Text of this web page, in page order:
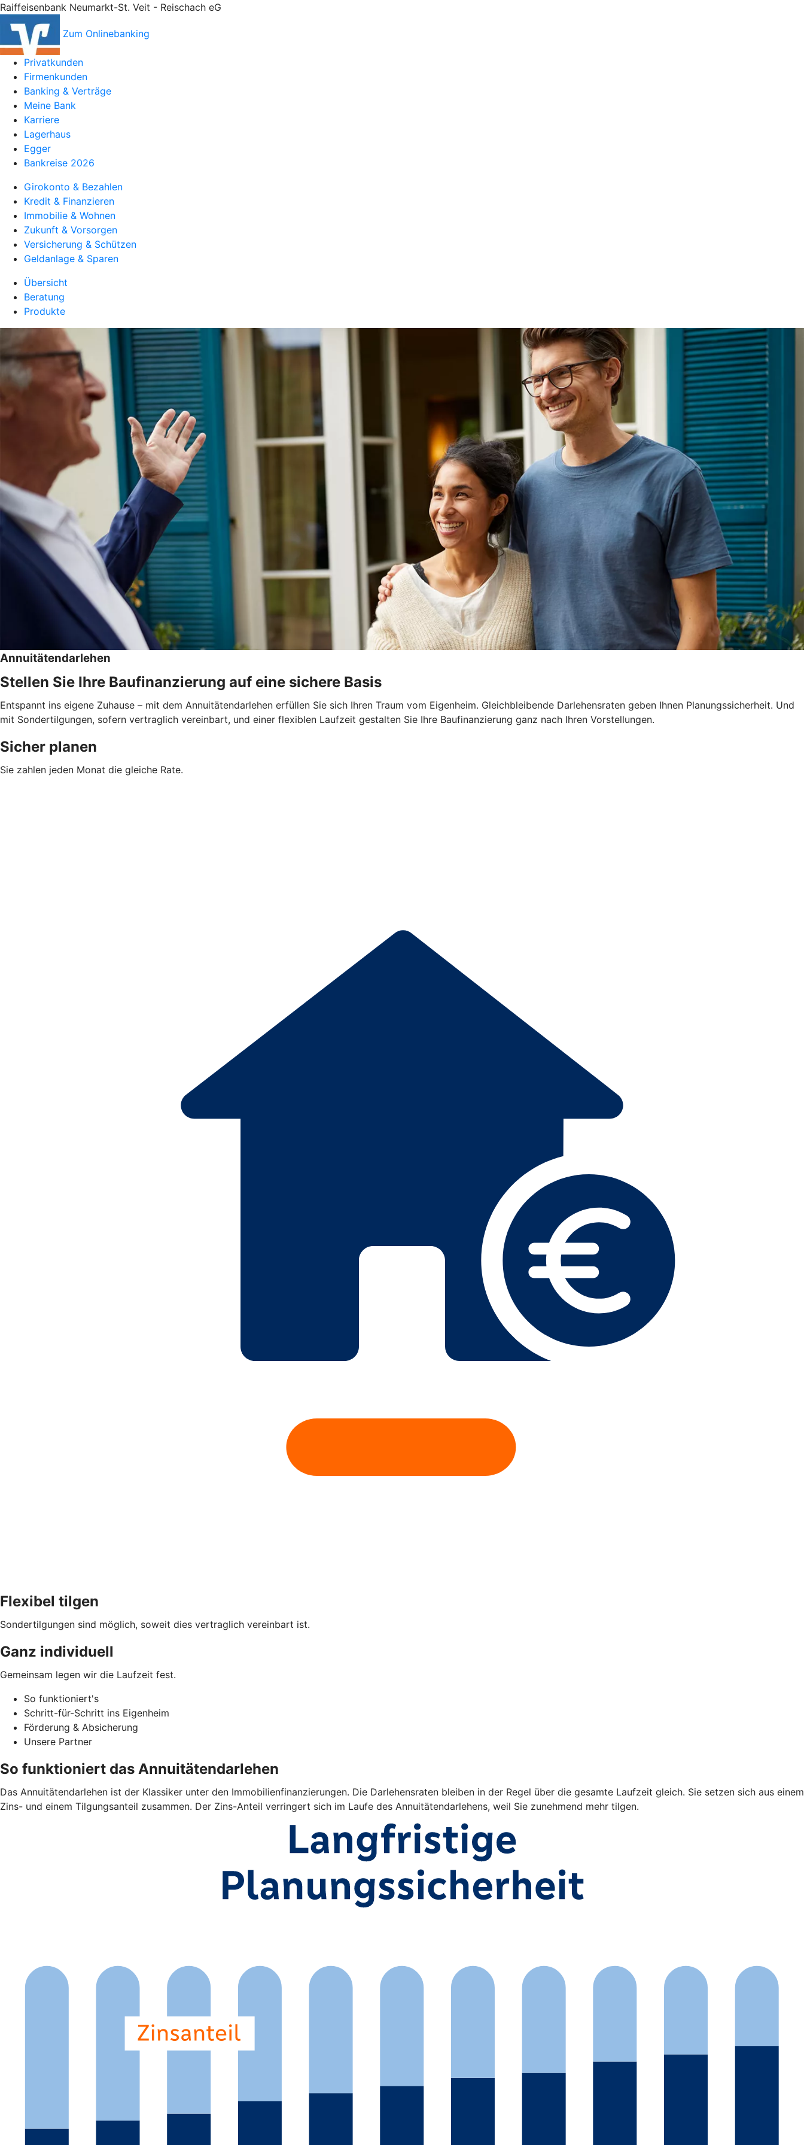
Raiffeisenbank Neumarkt-St. Veit - Reischach eG
Zum Onlinebanking
Privatkunden
Firmenkunden
Banking & Verträge
Meine Bank
Karriere
Lagerhaus
Egger
Bankreise 2026
Girokonto & Bezahlen
Kredit & Finanzieren
Immobilie & Wohnen
Zukunft & Vorsorgen
Versicherung & Schützen
Geldanlage & Sparen
Übersicht
Beratung
Produkte
Annuitätendarlehen
Stellen Sie Ihre Baufinanzierung auf eine sichere Basis
Entspannt ins eigene Zuhause – mit dem Annuitätendarlehen erfüllen Sie sich Ihren Traum vom Eigenheim. Gleichbleibende Darlehensraten geben Ihnen Planungssicherheit. Und
mit Sondertilgungen, sofern vertraglich vereinbart, und einer flexiblen Laufzeit gestalten Sie Ihre Baufinanzierung ganz nach Ihren Vorstellungen.
Sicher planen
Sie zahlen jeden Monat die gleiche Rate.
Flexibel tilgen
Sondertilgungen sind möglich, soweit dies vertraglich vereinbart ist.
Ganz individuell
Gemeinsam legen wir die Laufzeit fest.
So funktioniert's
Schritt-für-Schritt ins Eigenheim
Förderung & Absicherung
Unsere Partner
So funktioniert das Annuitätendarlehen
Das Annuitätendarlehen ist der Klassiker unter den Immobilienfinanzierungen. Die Darlehensraten bleiben in der Regel über die gesamte Laufzeit gleich. Sie setzen sich aus einem
Zins- und einem Tilgungsanteil zusammen. Der Zins-Anteil verringert sich im Laufe des Annuitätendarlehens, weil Sie zunehmend mehr tilgen.